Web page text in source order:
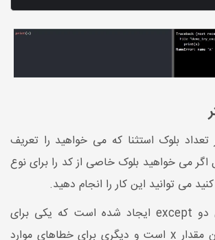
بلوک استثنا که می خواهید را تعریف
اگر می خواهید بلوک خاصی از کد را برای نوع
می توانید این کار را انجام دهید.
مثال: در این مثال دو except ایجاد شده است که یکی برای
خطای تعریف نشدن مقدار x است و دیگری برای خطاهای موارد